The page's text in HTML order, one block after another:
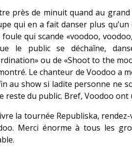
près de minuit quand au
qui en a fait danser plus
qui scande «voodoo,
le public se déchaîne,
ou de «Shoot to the
Le chanteur de Voodoo a
au show si ladite personne ne
reste du public. Bref, Voodoo ont
la tournée Republiska,
Merci énorme à tous les